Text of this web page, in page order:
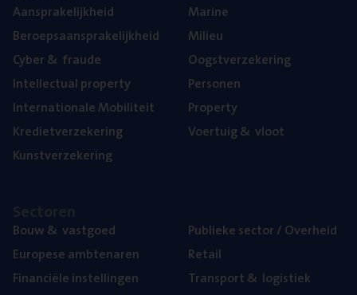
Aan­spra­ke­lijk­heid
Beroeps­aan­spra­ke­lijk­heid
Cyber& fraude
Intel­lec­tu­al property
Inter­na­ti­o­na­le Mobiliteit
Kre­diet­ver­ze­ke­ring
Kunst­ver­ze­ke­ring
Mari­ne
Mili­eu
Oogst­ver­ze­ke­ring
Per­so­nen
Pro­per­ty
Voer­tuig& vloot
Bouw& vastgoed
Euro­pe­se ambtenaren
Finan­ci­ë­le instellingen
Publie­ke sec­tor / Overheid
Retail
Trans­port& logistiek